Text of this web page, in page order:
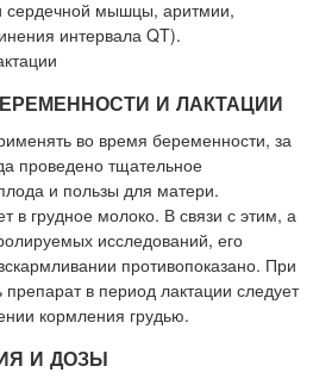
сердечной мышцы, аритмии,
интервала QT).
И ЛАКТАЦИИ
во время беременности, за
проведено тщательное
и пользы для матери.
в грудное молоко. В связи с этим, а
исследований, его
противопоказано. При
в период лактации следует
кормления грудью.
И ДОЗЫ